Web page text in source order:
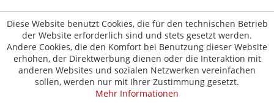
Diese Website benutzt Cookies, die für den technischen Betrieb
der Website erforderlich sind und stets gesetzt werden.
Andere Cookies, die den Komfort bei Benutzung dieser Website
erhöhen, der Direktwerbung dienen oder die Interaktion mit
anderen Websites und sozialen Netzwerken vereinfachen
sollen, werden nur mit Ihrer Zustimmung gesetzt.
Mehr Informationen